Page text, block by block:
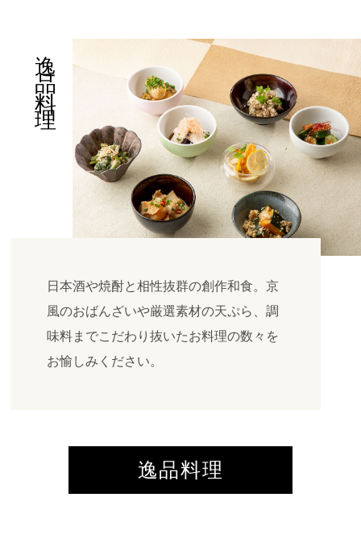
逸品料理
日本酒や焼酎と相性抜群の創作和食。京
風のおばんざいや厳選素材の天ぷら、調
味料までこだわり抜いたお料理の数々を
お愉しみください。
逸品料理